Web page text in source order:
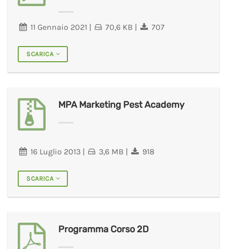
11 Gennaio 2021 | 70,6 KB | 707
SCARICA
MPA Marketing Pest Academy
16 Luglio 2013| 3,6 MB | 918
SCARICA
Programma Corso 2D